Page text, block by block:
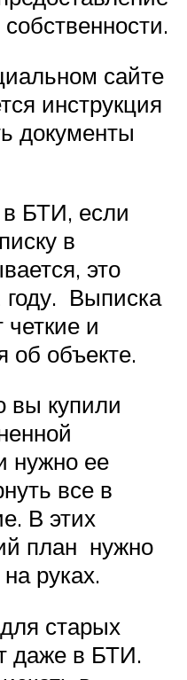
сайте
инструкция
документы
БТИ, если
в
это
году. Выписка
четкие и
об объекте.
вы купили
нужно ее
все в
В этих
план нужно
руках.
старых
даже в БТИ.